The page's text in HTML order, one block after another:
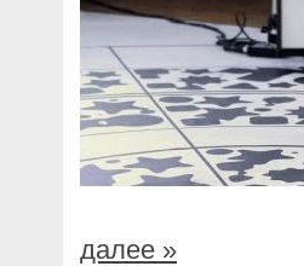
далее »